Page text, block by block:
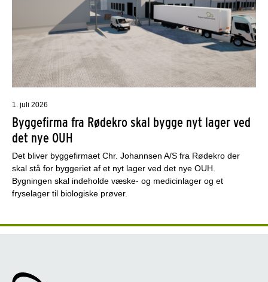
1. juli 2026
Byggefirma fra Rødekro skal bygge nyt lager ved
det nye OUH
Det bliver byggefirmaet Chr. Johannsen A/S fra Rødekro der
skal stå for byggeriet af et nyt lager ved det nye OUH.
Bygningen skal indeholde væske- og medicinlager og et
fryselager til biologiske prøver.